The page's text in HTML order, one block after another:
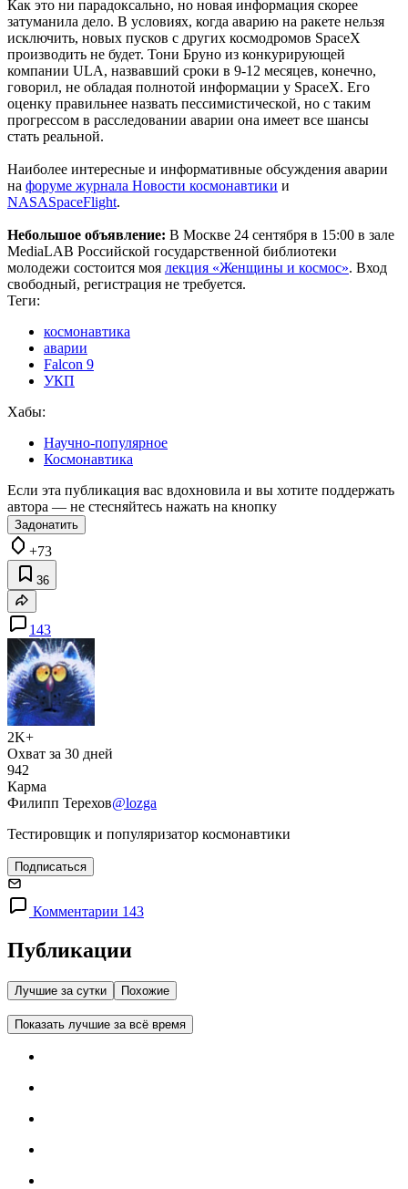
Как это ни парадоксально, но новая информация скорее
затуманила дело. В условиях, когда аварию на ракете нельзя
исключить, новых пусков с других космодромов SpaceX
производить не будет. Тони Бруно из конкурирующей
компании ULA, назвавший сроки в 9-12 месяцев, конечно,
говорил, не обладая полнотой информации у SpaceX. Его
оценку правильнее назвать пессимистической, но с таким
прогрессом в расследовании аварии она имеет все шансы
стать реальной.
Наиболее интересные и информативные обсуждения аварии
на форуме журнала Новости космонавтики и
NASASpaceFlight.
Небольшое объявление: В Москве 24 сентября в 15:00 в зале
MediaLAB Российской государственной библиотеки
молодежи состоится моя лекция «Женщины и космос». Вход
свободный, регистрация не требуется.
Теги:
космонавтика
аварии
Falcon 9
УКП
Хабы:
Научно-популярное
Космонавтика
Если эта публикация вас вдохновила и вы хотите поддержать
автора — не стесняйтесь нажать на кнопку
Задонатить
+73
36
143
2K+
Охват за 30 дней
942
Карма
Филипп Терехов@lozga
Тестировщик и популяризатор космонавтики
Подписаться
Комментарии 143
Публикации
Лучшие за сутки Похожие
Показать лучшие за всё время